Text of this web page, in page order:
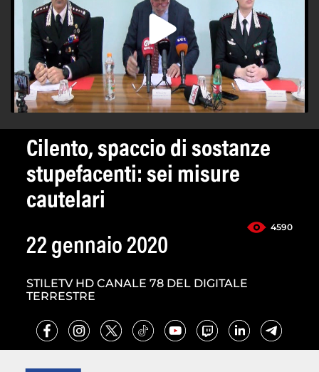
Cilento, spaccio di sostanze
stupefacenti: sei misure
cautelari
4590
22 gennaio 2020
STILETV HD CANALE 78 DEL DIGITALE
TERRESTRE